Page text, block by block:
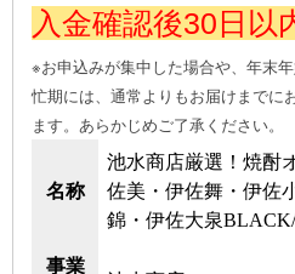
入金確認後30日以
※お申込みが集中した場合や、年末
忙期には、通常よりもお届けまでに
ます。あらかじめご了承ください。
名称
池水商店厳選！焼酎
佐美・伊佐舞・伊佐
錦・伊佐大泉
事業